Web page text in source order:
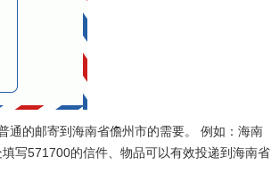
通的邮寄到海南省儋州市的需要。 例如：海南
写571700的信件、物品可以有效投递到海南省